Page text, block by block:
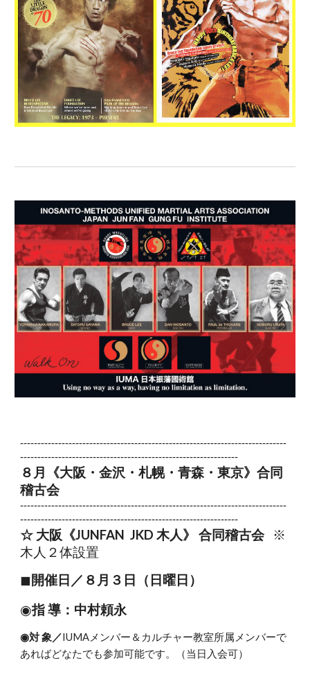
-----------------------------------------------------------------------------
---------------------------------------------------------------
８ 月《大阪・金沢・札幌・青森・東京》合同
稽古会
-----------------------------------------------------------------------------
---------------------------------------------------------------
☆ 大阪《JUNFAN JKD 木人》 合同稽古会 ※
木人２体設置
◼︎ 開催日／８月３日（日曜日）
◉指 導：中村頼永
◉対 象／IUMAメンバー＆カルチャー教室所属メンバーで
あればどなたでも参加可能です。（当日入会可）